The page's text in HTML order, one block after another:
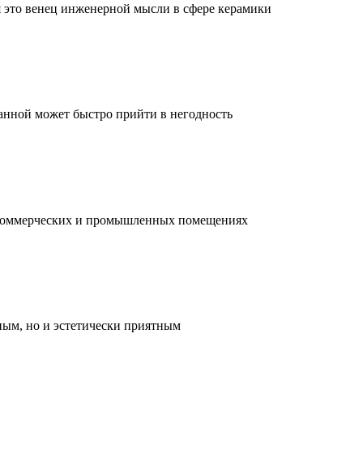
венец инженерной мысли в сфере керамики
может быстро прийти в негодность
и промышленных помещениях
но и эстетически приятным